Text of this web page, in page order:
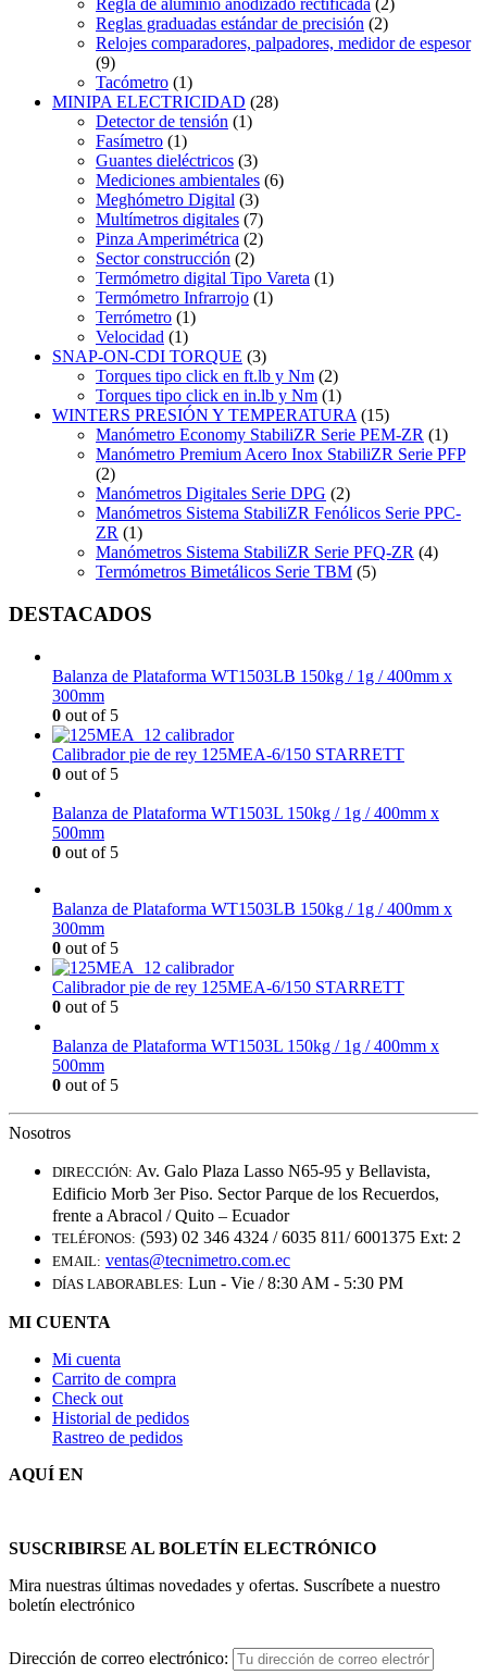
Regla de aluminio anodizado rectificada (2)
Reglas graduadas estándar de precisión (2)
Relojes comparadores, palpadores, medidor de espesor
(9)
Tacómetro (1)
MINIPA ELECTRICIDAD (28)
Detector de tensión (1)
Fasímetro (1)
Guantes dieléctricos (3)
Mediciones ambientales (6)
Meghómetro Digital (3)
Multímetros digitales (7)
Pinza Amperimétrica (2)
Sector construcción (2)
Termómetro digital Tipo Vareta (1)
Termómetro Infrarrojo (1)
Terrómetro (1)
Velocidad (1)
SNAP-ON-CDI TORQUE (3)
Torques tipo click en ft.lb y Nm (2)
Torques tipo click en in.lb y Nm (1)
WINTERS PRESIÓN Y TEMPERATURA (15)
Manómetro Economy StabiliZR Serie PEM-ZR (1)
Manómetro Premium Acero Inox StabiliZR Serie PFP
(2)
Manómetros Digitales Serie DPG (2)
Manómetros Sistema StabiliZR Fenólicos Serie PPC-
ZR (1)
Manómetros Sistema StabiliZR Serie PFQ-ZR (4)
Termómetros Bimetálicos Serie TBM (5)
DESTACADOS
Balanza de Plataforma WT1503LB 150kg / 1g / 400mm x
300mm
0 out of 5
Calibrador pie de rey 125MEA-6/150 STARRETT
0 out of 5
Balanza de Plataforma WT1503L 150kg / 1g / 400mm x
500mm
0 out of 5
Balanza de Plataforma WT1503LB 150kg / 1g / 400mm x
300mm
0 out of 5
Calibrador pie de rey 125MEA-6/150 STARRETT
0 out of 5
Balanza de Plataforma WT1503L 150kg / 1g / 400mm x
500mm
0 out of 5
Nosotros
DIRECCIÓN: Av. Galo Plaza Lasso N65-95 y Bellavista,
Edificio Morb 3er Piso. Sector Parque de los Recuerdos,
frente a Abracol / Quito – Ecuador
TELÉFONOS: (593) 02 346 4324 / 6035 811/ 6001375 Ext: 2
EMAIL: ventas@tecnimetro.com.ec
DÍAS LABORABLES: Lun - Vie / 8:30 AM - 5:30 PM
MI CUENTA
Mi cuenta
Carrito de compra
Check out
Historial de pedidos
Rastreo de pedidos
AQUÍ EN
SUSCRIBIRSE AL BOLETÍN ELECTRÓNICO
Mira nuestras últimas novedades y ofertas. Suscríbete a nuestro
boletín electrónico
Dirección de correo electrónico: